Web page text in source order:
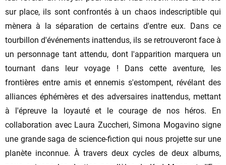
sur place, ils sont confrontés à un chaos indescriptible qui
mènera à la séparation de certains d'entre eux. Dans ce
tourbillon d'événements inattendus, ils se retrouveront face à
un personnage tant attendu, dont l'apparition marquera un
tournant dans leur voyage ! Dans cette aventure, les
frontières entre amis et ennemis s'estompent, révélant des
alliances éphémères et des adversaires inattendus, mettant
à l'épreuve la loyauté et le courage de nos héros. En
collaboration avec Laura Zuccheri, Simona Mogavino signe
une grande saga de science-fiction qui nous projette sur une
planète inconnue. À travers deux cycles de deux albums,